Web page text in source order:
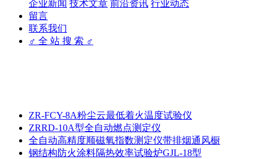
企业新闻 技术文章 前沿资讯 行业动态
留言
联系我们
♂ 全 站 搜 索 ♂
ZR-FCY-8A粉尘云最低着火温度试验仪
ZRRD-10A型全自动燃点测定仪
全自动高精度顺磁氧指数测定仪带排烟通风橱
钢结构防火涂料隔热效率试验炉GJL-18型